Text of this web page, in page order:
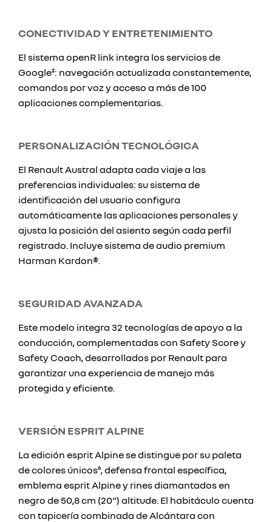
CONECTIVIDAD Y ENTRETENIMIENTO
El sistema openR link integra los servicios de
Google²: navegación actualizada constantemente,
comandos por voz y acceso a más de 100
aplicaciones complementarias.
PERSONALIZACIÓN TECNOLÓGICA
El Renault Austral adapta cada viaje a las
preferencias individuales: su sistema de
identificación del usuario configura
automáticamente las aplicaciones personales y
ajusta la posición del asiento según cada perfil
registrado. Incluye sistema de audio premium
Harman Kardon®.
SEGURIDAD AVANZADA
Este modelo integra 32 tecnologías de apoyo a la
conducción, complementadas con Safety Score y
Safety Coach, desarrollados por Renault para
garantizar una experiencia de manejo más
protegida y eficiente.
VERSIÓN ESPRIT ALPINE
La edición esprit Alpine se distingue por su paleta
de colores únicos⁶, defensa frontal específica,
emblema esprit Alpine y rines diamantados en
negro de 50,8 cm (20") altitude. El habitáculo cuenta
con tapicería combinada de Alcántara con